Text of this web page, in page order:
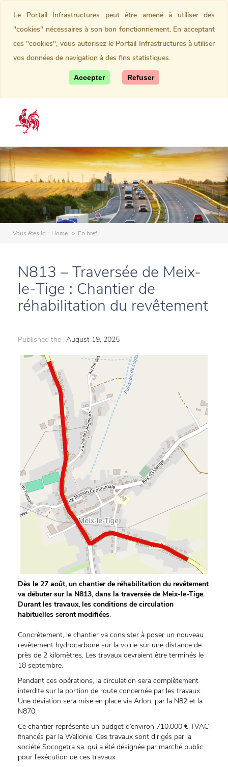
Vous êtes ici : Home En bref
N813 – Traversée de Meix-
le-Tige : Chantier de
réhabilitation du revêtement
Published the : August 19, 2025
Dès le 27 août, un chantier de réhabilitation du revêtement
va débuter sur la N813, dans la traversée de Meix-le-Tige.
Durant les travaux, les conditions de circulation
habituelles seront modifiées.
Concrètement, le chantier va consister à poser un nouveau
revêtement hydrocarboné sur la voirie sur une distance de
près de 2 kilomètres. Les travaux devraient être terminés le
18 septembre.
Pendant ces opérations, la circulation sera complètement
interdite sur la portion de route concernée par les travaux.
Une déviation sera mise en place via Arlon, par la N82 et la
N870.
Ce chantier représente un budget d’environ 710.000 € TVAC
financés par la Wallonie. Ces travaux sont dirigés par la
société Socogetra sa. qui a été désignée par marché public
pour l’exécution de ces travaux.
Le Portail Infrastructures peut être amené à utiliser des
"cookies" nécessaires à son bon fonctionnement. En acceptant
ces "cookies", vous autorisez le Portail Infrastructures à utiliser
vos données de navigation à des fins statistiques.
Accepter Refuser